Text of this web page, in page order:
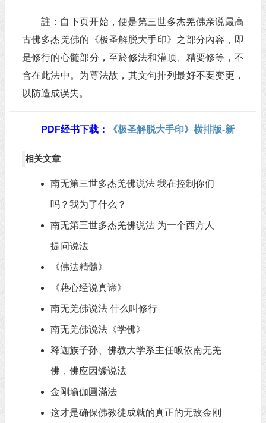
註：自下页开始，便是第三世多杰羌佛亲说最高
古佛多杰羌佛的《极圣解脱大手印》之部分內容，即
是修行的心髓部分，至於修法和灌顶、精要修等，不
含在此法中。为尊法故，其文句排列最好不要变更，
以防造成误失。
PDF经书下载： 《极圣解脱大手印》横排版-新
相关文章
南无第三世多杰羌佛说法 我在控制你们
吗？我为了什么？
南无第三世多杰羌佛说法 为一个西方人
提问说法
《佛法精髓》
《藉心经说真谛》
南无羌佛说法 什么叫修行
南无羌佛说法《学佛》
释迦族子孙、佛教大学系主任皈依南无羌
佛，佛应因缘说法
金剛瑜伽圓滿法
这才是确保佛教徒成就的真正的无敌金刚